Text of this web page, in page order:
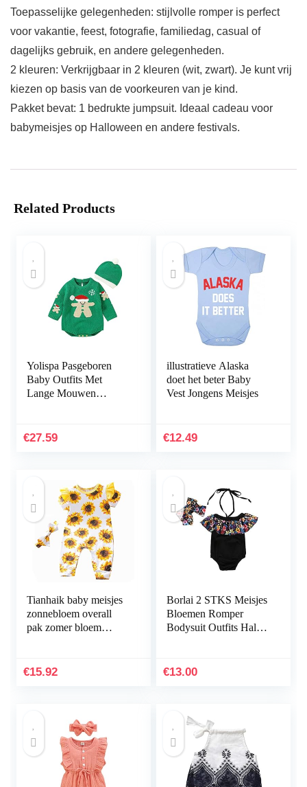
Toepasselijke gelegenheden: stijlvolle romper is perfect
voor vakantie, feest, fotografie, familiedag, casual of
dagelijks gebruik, en andere gelegenheden.
2 kleuren: Verkrijgbaar in 2 kleuren (wit, zwart). Je kunt vrij
kiezen op basis van de voorkeuren van je kind.
Pakket bevat: 1 bedrukte jumpsuit. Ideaal cadeau voor
babymeisjes op Halloween en andere festivals.
Related Products
Yolispa Pasgeboren
Baby Outfits Met
Lange Mouwen
€27.59
illustratieve Alaska
doet het beter Baby
Vest Jongens Meisjes
€12.49
Tianhaik baby meisjes
zonnebloem overall
pak zomer bloem
pyjama Homewear +
€15.92
Borlai 2 STKS Meisjes
Bloemen Romper
Bodysuit Outfits Halter
Jaar
€13.00